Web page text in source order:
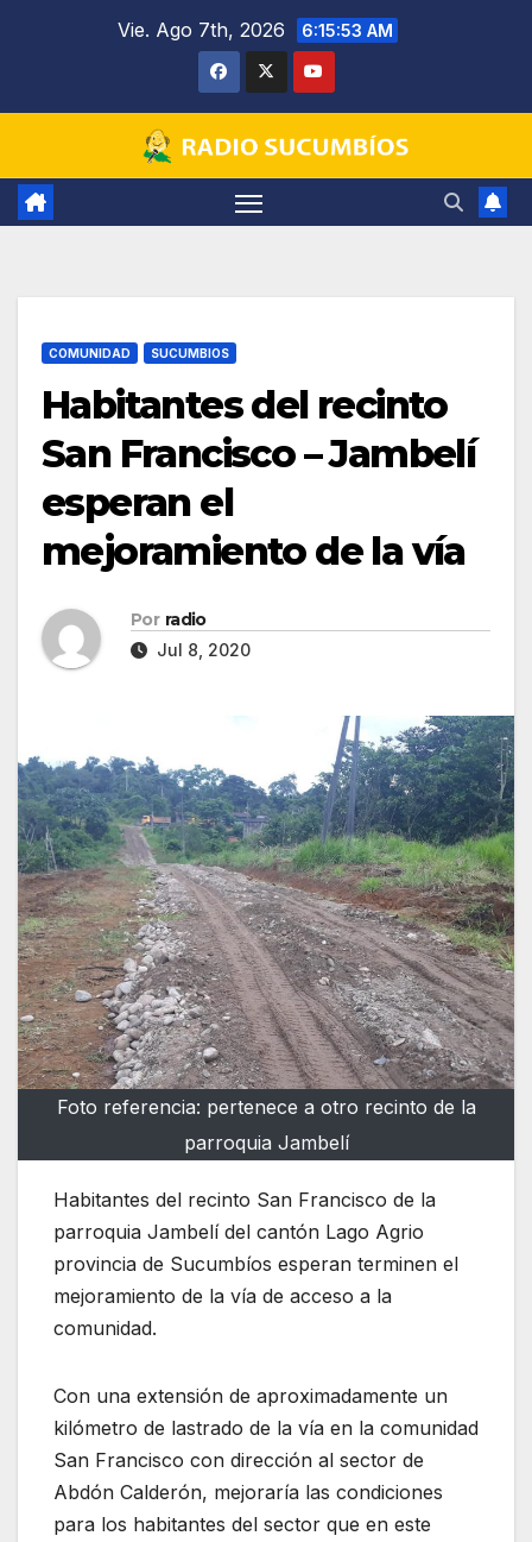
Vie. Ago 7th, 2026 6:15:54 AM
COMUNIDAD SUCUMBIOS
Habitantes del recinto
San Francisco – Jambelí
esperan el
mejoramiento de la vía
Por radio
Jul 8, 2020
Foto referencia: pertenece a otro recinto de la
parroquia Jambelí
Habitantes del recinto San Francisco de la
parroquia Jambelí del cantón Lago Agrio
provincia de Sucumbíos esperan terminen el
mejoramiento de la vía de acceso a la
comunidad.
Con una extensión de aproximadamente un
kilómetro de lastrado de la vía en la comunidad
San Francisco con dirección al sector de
Abdón Calderón, mejoraría las condiciones
para los habitantes del sector que en este